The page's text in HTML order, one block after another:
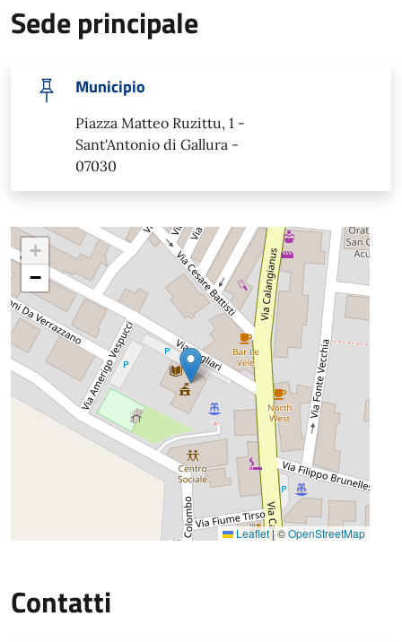
Sede principale
Municipio
Piazza Matteo Ruzittu, 1 -
Sant'Antonio di Gallura -
07030
+
−
Leaflet|©OpenStreetMap
Contatti